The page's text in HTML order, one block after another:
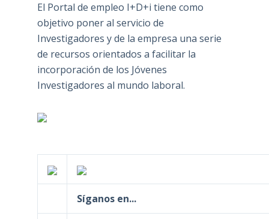
El Portal de empleo I+D+i tiene como
objetivo poner al servicio de
Investigadores y de la empresa una serie
de recursos orientados a facilitar la
incorporación de los Jóvenes
Investigadores al mundo laboral.
Síganos en...